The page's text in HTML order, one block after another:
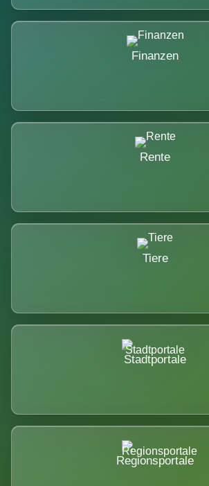
Finanzen
Rente
Tiere
Stadtportale
Regionsportale